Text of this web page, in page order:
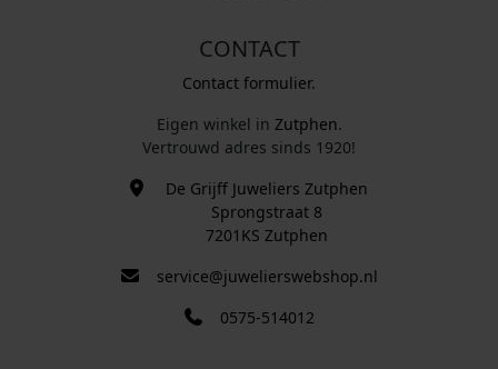
CONTACT
Contact formulier.
Eigen winkel in Zutphen.
Vertrouwd adres sinds 1920!
De Grijff Juweliers Zutphen
Sprongstraat 8
7201KS Zutphen
service@juwelierswebshop.nl
0575-514012